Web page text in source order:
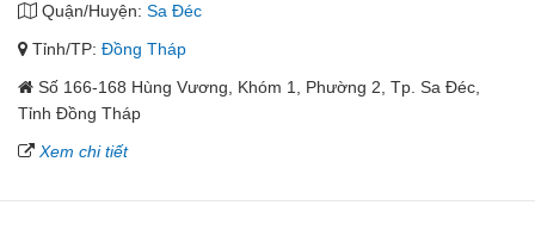
Quận/Huyện: Sa Đéc
Tỉnh/TP: Đồng Tháp
Số 166-168 Hùng Vương, Khóm 1, Phường 2, Tp. Sa Đéc,
Tỉnh Đồng Tháp
Xem chi tiết